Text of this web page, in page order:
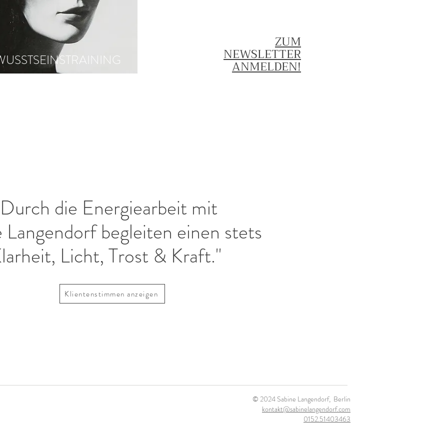
ZUM
NEWSLETTER
ANMELDEN!
die Energiearbeit mit
Langendorf begleiten einen stets
Licht, Trost & Kraft."
Klientenstimmen anzeigen
© 2024 Sabine Langendorf, Berlin
kontakt@sabinelangendorf.com
0152.51403463